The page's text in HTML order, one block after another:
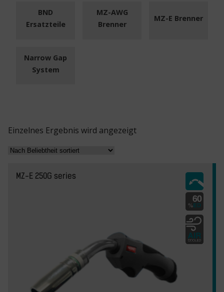
BND
Ersatzteile
MZ-AWG
Brenner
MZ-E Brenner
Narrow Gap
System
Einzelnes Ergebnis wird angezeigt
MZ-E 250G series